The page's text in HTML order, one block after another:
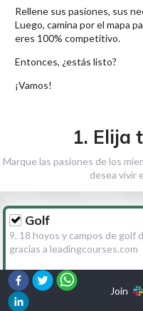
Rellene sus pasiones, sus
Luego, camina por el mapa
eres 100% competitivo.
Entonces, ¿estás listo?
¡Vamos!
1. Elija
Marque las pasiones de los
desea vivir
Golf
9, 18 hoyos y campos de golf
gracias a leadingcourses.com
Senderismo
Join